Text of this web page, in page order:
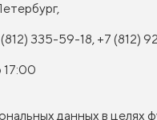
335-59-18, +7 (812)
17:00
данных в целях